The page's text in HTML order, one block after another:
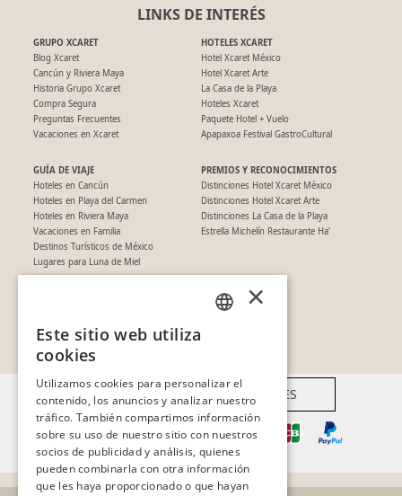
LINKS DE INTERÉS
GRUPO XCARET
Blog Xcaret
Cancún y Riviera Maya
Historia Grupo Xcaret
Compra Segura
Preguntas Frecuentes
Vacaciones en Xcaret
HOTELES XCARET
Hotel Xcaret México
Hotel Xcaret Arte
La Casa de la Playa
Hoteles Xcaret
Paquete Hotel + Vuelo
Apapaxoa Festival GastroCultural
GUÍA DE VIAJE
Hoteles en Cancún
Hoteles en Playa del Carmen
Hoteles en Riviera Maya
Vacaciones en Familia
Destinos Turísticos de México
Lugares para Luna de Miel
PREMIOS Y RECONOCIMIENTOS
Distinciones Hotel Xcaret México
Distinciones Hotel Xcaret Arte
Distinciones La Casa de la Playa
Estrella Michelín Restaurante Ha'
SÍGUENOS EN REDES
FORMAS DE PAGO DISPONIBLES
EN
×
Este sitio web utiliza
cookies
Utilizamos cookies para personalizar el
contenido, los anuncios y analizar nuestro
tráfico. También compartimos información
sobre su uso de nuestro sitio con nuestros
socios de publicidad y análisis, quienes
pueden combinarla con otra información
que les haya proporcionado o que hayan